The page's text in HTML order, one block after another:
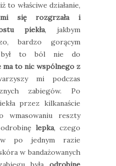
to właściwe działanie,
się rozgrzała i
piekła, jakbym
bardzo gorącym
był to ból nie do
ma to nic wspólnego z
mi podczas
zabiegów. Po
przez kilkanaście
wmasowaniu reszty
lepka, czego
po jednym razie
w bandażowanych